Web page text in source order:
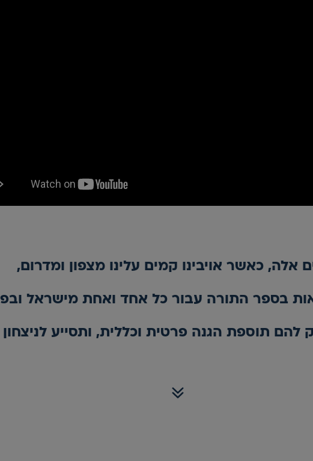
אלה, כאשר אויבינו קמים עלינו מצפון ומדרום,
אות בספר התורה עבור כל אחד ואחת מישראל
להם תוספת הגנה פרטית וכללית, ותסייע